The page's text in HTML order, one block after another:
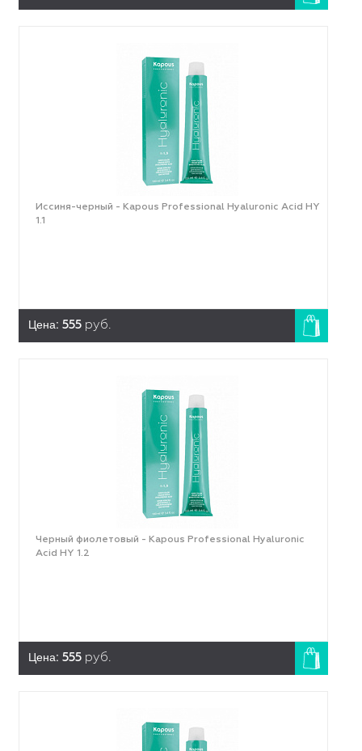
Иссиня-черный - Kapous Professional Hyaluronic Acid HY
1.1
Цена: 555 руб.
Черный фиолетовый - Kapous Professional Hyaluronic
Acid HY 1.2
Цена: 555 руб.